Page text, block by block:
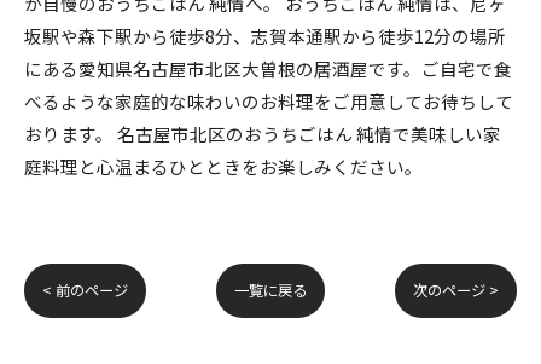
坂駅や森下駅から徒歩8分、志賀本通駅から徒歩12分の場所
にある愛知県名古屋市北区大曽根の居酒屋です。ご自宅で食
べるような家庭的な味わいのお料理をご用意してお待ちして
おります。 名古屋市北区のおうちごはん 純情で美味しい家
庭料理と心温まるひとときをお楽しみください。
< 前のページ 一覧に戻る 次のページ >